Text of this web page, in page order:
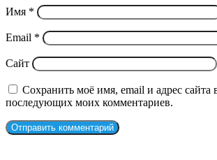
Имя *
Email *
Сайт
Сохранить моё имя, email и адрес сайта
последующих моих комментариев.